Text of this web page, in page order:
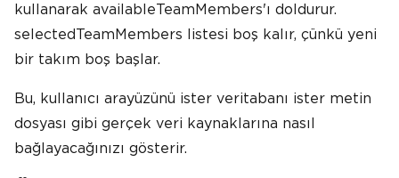
kullanarak availableTeamMembers'ı doldurur.
selectedTeamMembers listesi boş kalır, çünkü yeni
bir takım boş başlar.
Bu, kullanıcı arayüzünü ister veritabanı ister metin
dosyası gibi gerçek veri kaynaklarına nasıl
bağlayacağınızı gösterir.